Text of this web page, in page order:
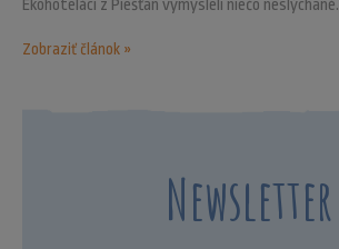
Ekohoteláci z Piešťan vymysleli niečo neslýchané.
Zobraziť článok »
Newsletter